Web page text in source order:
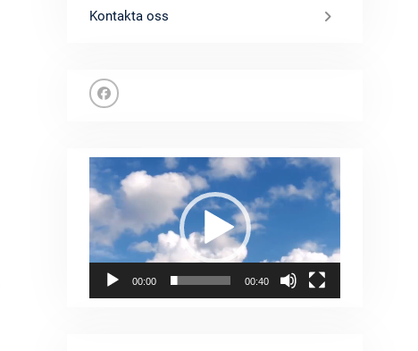
Kontakta oss
Videospelare
00:00 00:40